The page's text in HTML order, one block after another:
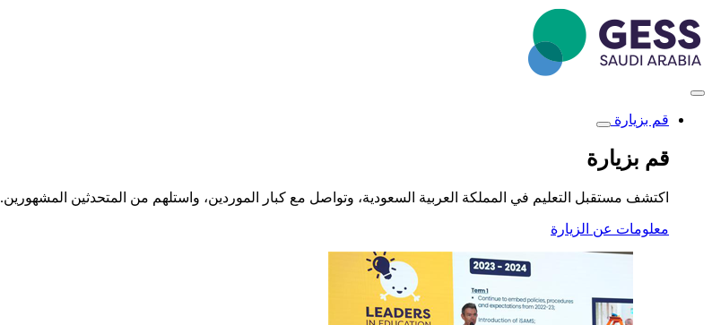
تجاوز
إلى
المحتوى
الرئيسي
قم بزيارة
Toggle
قم بزيارة
اكتشف مستقبل التعليم في المملكة العربية السعودية، وتواصل مع كبار الموردين، واستلهم من المتحدثين المشهورين.
معلومات عن الزيارة